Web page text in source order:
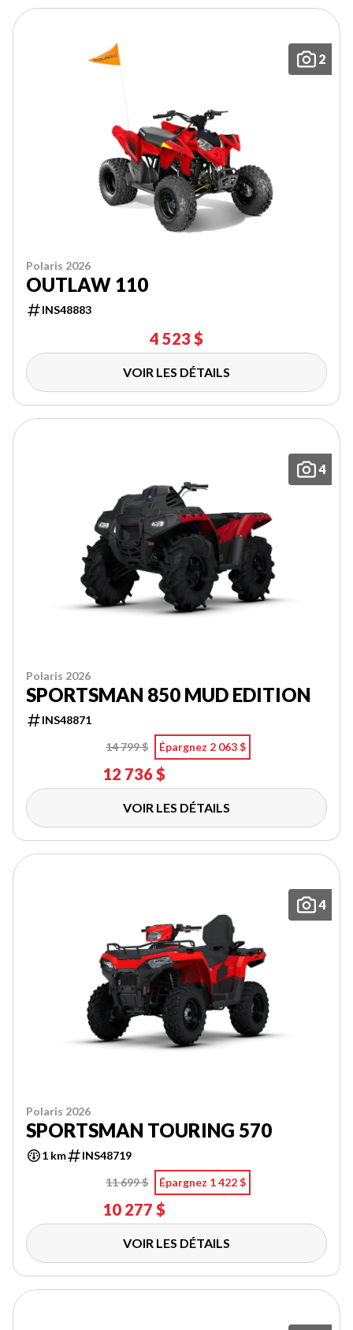
2
Polaris 2026
OUTLAW 110
INS48883
4 523 $
VOIR LES DÉTAILS
4
Polaris 2026
SPORTSMAN 850 MUD EDITION
INS48871
14 799 $
Épargnez 2 063 $
12 736 $
VOIR LES DÉTAILS
4
Polaris 2026
SPORTSMAN TOURING 570
1 km
INS48719
11 699 $
Épargnez 1 422 $
10 277 $
VOIR LES DÉTAILS